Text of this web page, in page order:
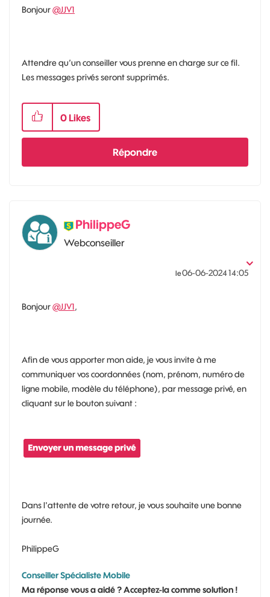
Bonjour@JJV1
Attendre qu’un conseiller vous prenne en charge sur ce fil.
Les messages privés seront supprimés.
0 Likes
Répondre
PhilippeG
Webconseiller
le‎06-06-202414:05
Bonjour@JJV1,
Afin de vous apporter mon aide, je vous invite à me
communiquer vos coordonnées (nom, prénom, numéro de
ligne mobile, modèle du téléphone), par message privé, en
cliquant sur le bouton suivant :
Dans l'attente de votre retour, je vous souhaite une bonne
journée.
PhilippeG
Conseiller Spécialiste Mobile
Ma réponse vous a aidé ? Acceptez-la comme solution !